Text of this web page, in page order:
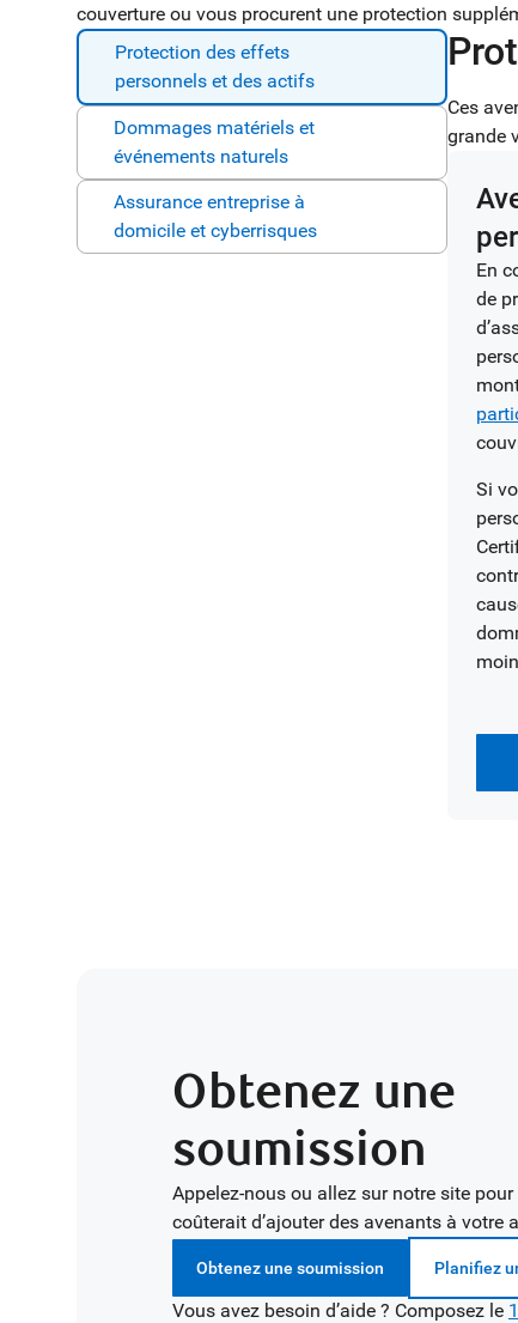
couverture ou vous procurent une protection
Protection des effets
personnels et des actifs
Dommages matériels et
événements naturels
Assurance entreprise à
domicile et cyberrisques
Ces
grande
En
de
Si
Obtenez une
soumission
Appelez-nous ou allez sur notre site pour
coûterait d’ajouter des avenants à votre
Obtenez une soumission Planifiez
Vous avez besoin d’aide ? Composez le